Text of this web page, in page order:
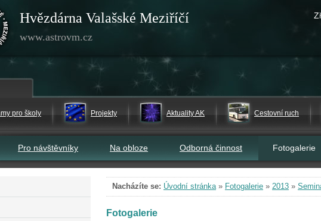
Hvězdárna Valašské Meziříčí
www.astrovm.cz
pro školy Projekty Aktuality AK Cestovní ruch
Pro návštěvníky Na obloze Odborná činnost Fotogalerie
Nacházíte se: Úvodní stránka» Fotogalerie » 2013 »
Fotogalerie